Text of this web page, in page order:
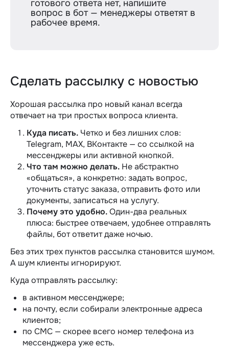
готового ответа нет, напишите
вопрос в бот — менеджеры ответят в
рабочее время.
Сделать рассылку с новостью
Хорошая рассылка про новый канал всегда
отвечает на три простых вопроса клиента.
Куда писать. Четко и без лишних слов:
Telegram, MAX, ВКонтакте — со ссылкой на
мессенджеры или активной кнопкой.
Что там можно делать. Не абстрактно
«общаться», а конкретно: задать вопрос,
уточнить статус заказа, отправить фото или
документы, записаться на услугу.
Почему это удобно.Один-два реальных
плюса: быстрее отвечаем, удобнее отправлять
файлы, бот ответит даже ночью.
Без этих трех пунктов рассылка становится шумом.
А шум клиенты игнорируют.
Куда отправлять рассылку:
в активном мессенджере;
на почту, если собирали электронные адреса
клиентов;
по СМС — скорее всего номер телефона из
мессенджера уже есть.